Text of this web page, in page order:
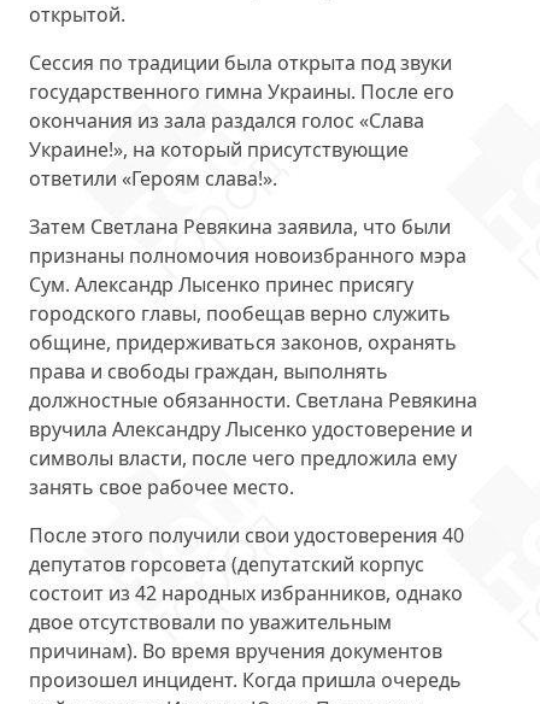
открытой.
Сессия по традиции была открыта под звуки
государственного гимна Украины. После его
окончания из зала раздался голос «Слава
Украине!», на который присутствующие
ответили «Героям слава!».
Затем Светлана Ревякина заявила, что были
признаны полномочия новоизбранного мэра
Сум. Александр Лысенко принес присягу
городского главы, пообещав верно служить
общине, придерживаться законов, охранять
права и свободы граждан, выполнять
должностные обязанности. Светлана Ревякина
вручила Александру Лысенко удостоверение и
символы власти, после чего предложила ему
занять свое рабочее место.
После этого получили свои удостоверения 40
депутатов горсовета (депутатский корпус
состоит из 42 народных избранников, однако
двое отсутствовали по уважительным
причинам). Во время вручения документов
произошел инцидент. Когда пришла очередь